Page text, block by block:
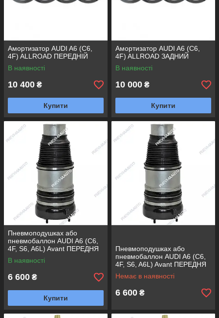
Амортизатор AUDI A6 (C6,
4F) ALLROAD ПЕРЕДНІЙ
В наявності
10 400 ₴
Купити
Амортизатор AUDI A6 (C6,
4F) ALLROAD ЗАДНИЙ
В наявності
10 000 ₴
Купити
Пневмоподушках або
пневмобаллон AUDI A6 (C6,
4F, S6, A6L) Avant ПЕРЕДНЯ
ПРАВА
В наявності
6 600 ₴
Купити
Пневмоподушках або
пневмобаллон AUDI A6 (C6,
4F, S6, A6L) Avant ПЕРЕДНЯ
ЛІВА
Немає в наявності
6 600 ₴